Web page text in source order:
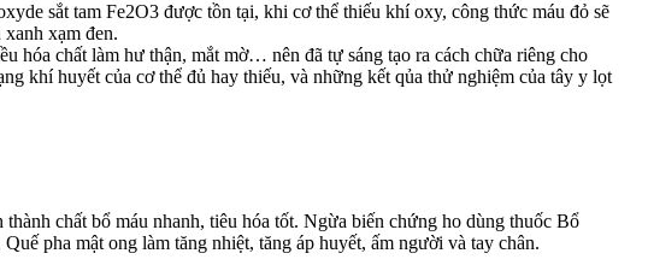
sắt tam Fe2O3 được tồn tại, khi cơ thể thiếu khí oxy, công thức máu đỏ sẽ
xạm đen.
hóa chất làm hư thận, mắt mờ… nên đã tự sáng tạo ra cách chữa riêng cho
khí huyết của cơ thể đủ hay thiếu, và những kết qủa thử nghiệm của tây y lọt
chất bổ máu nhanh, tiêu hóa tốt. Ngừa biến chứng ho dùng thuốc Bổ
pha mật ong làm tăng nhiệt, tăng áp huyết, ấm người và tay chân.